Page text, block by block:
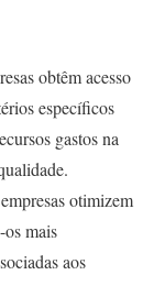
obtêm acesso
específicos
gastos na
otimizem
os mais
aos